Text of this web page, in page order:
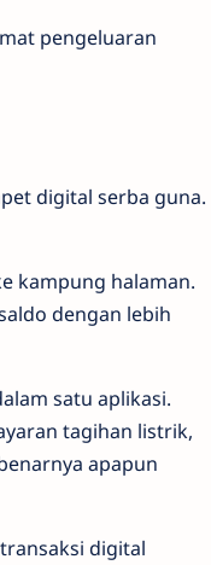
pengeluaran
digital serba guna.
kampung halaman.
dengan lebih
satu aplikasi.
tagihan listrik,
apapun
digital